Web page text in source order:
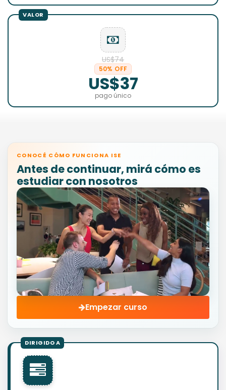
US$74
50% OFF
US$37
pago único
CONOCÉ CÓMO FUNCIONA ISE
Antes de continuar, mirá cómo es
estudiar con nosotros
Empezar curso